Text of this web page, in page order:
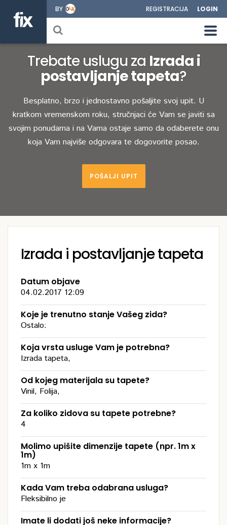
BY REGISTRACIJA LOGIN
Trebate uslugu za Izrada i
postavljanje tapeta?
Besplatno, brzo i jednostavno pošaljite svoj upit. U
kratkom vremenskom roku, stručnjaci će Vam se javiti sa
svojim ponudama i na Vama ostaje samo da odaberete onu
koja Vam najviše odgovara te dogovorite posao.
POŠALJI UPIT
Izrada i postavljanje tapeta
Datum objave
04.02.2017 12:09
Koje je trenutno stanje Vašeg zida?
Ostalo:
Koja vrsta usluge Vam je potrebna?
Izrada tapeta,
Od kojeg materijala su tapete?
Vinil, Folija,
Za koliko zidova su tapete potrebne?
4
Molimo upišite dimenzije tapete (npr. 1m x
1m)
1m x 1m
Kada Vam treba odabrana usluga?
Fleksibilno je
Imate li dodati još neke informacije?